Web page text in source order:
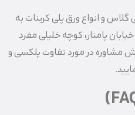
و انواع ورق پلی کربنات به
خیابان پامنار، کوچه خلیلی مفرد
مشاوره در مورد تفاوت پلکسی و